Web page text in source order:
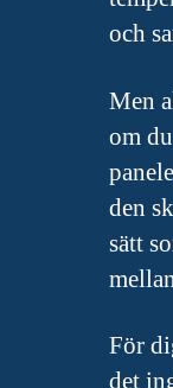
och
Men
om
den
sätt
För
det